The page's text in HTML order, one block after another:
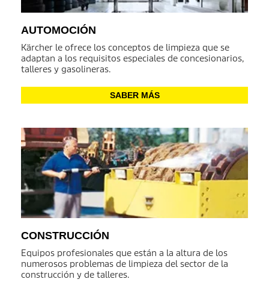
AUTOMOCIÓN
Kärcher le ofrece los conceptos de limpieza que se
adaptan a los requisitos especiales de concesionarios,
talleres y gasolineras.
SABER MÁS
CONSTRUCCIÓN
Equipos profesionales que están a la altura de los
numerosos problemas de limpieza del sector de la
construcción y de talleres.